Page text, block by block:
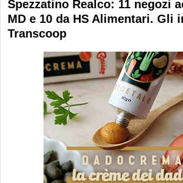
Spezzatino Realco: 11 negozi
MD e 10 da HS Alimentari. Gli
Transcoop